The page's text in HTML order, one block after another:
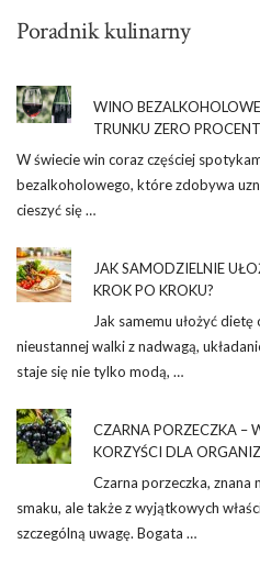
Poradnik kulinarny
WINO
TRUNKU ZERO PROCENT
W świecie win coraz częściej
bezalkoholowego, które zdobywa
cieszyć się …
JAK SAMODZIELNIE
KROK PO KROKU?
Jak samemu ułożyć
nieustannej walki z nadwagą,
staje się nie tylko modą, …
CZARNA PORZECZKA –
KORZYŚCI DLA
Czarna porzeczka, znana
smaku, ale także z wyjątkowych
szczególną uwagę. Bogata …